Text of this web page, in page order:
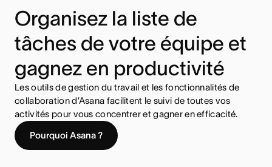
Organisez la liste de
tâches de votre équipe et
gagnez en productivité
Les outils de gestion du travail et les fonctionnalités de
collaboration d’Asana facilitent le suivi de toutes vos
activités pour vous concentrer et gagner en efficacité.
Pourquoi Asana ?